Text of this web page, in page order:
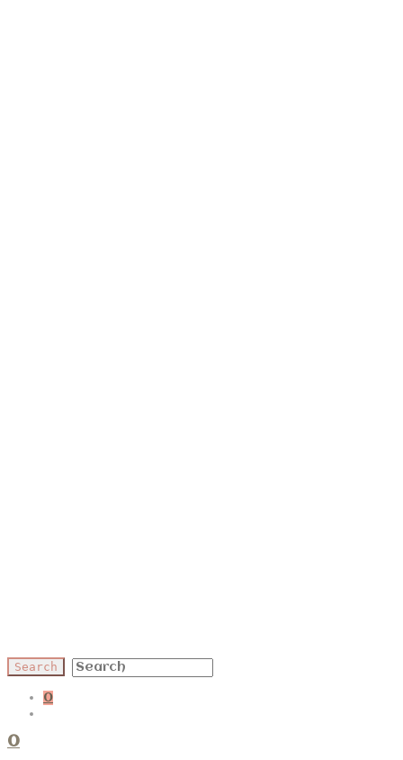
0
0